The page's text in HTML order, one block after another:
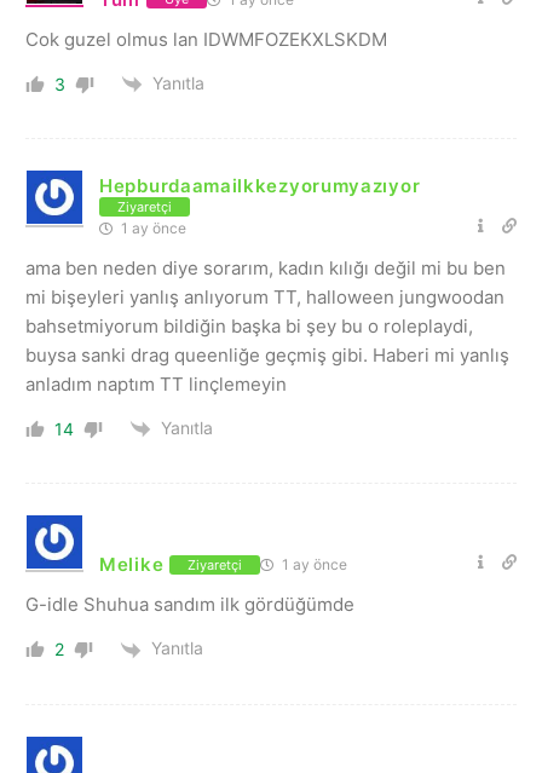
Cok guzel olmus lan IDWMFOZEKXLSKDM
3 Yanıtla
Hepburdaamailkkezyorumyazıyor
Ziyaretçi
1 ay önce
ama ben neden diye sorarım, kadın kılığı değil mi bu ben
mi bişeyleri yanlış anlıyorum TT, halloween jungwoodan
bahsetmiyorum bildiğin başka bi şey bu o roleplaydi,
buysa sanki drag queenliğe geçmiş gibi. Haberi mi yanlış
anladım naptım TT linçlemeyin
14 Yanıtla
Melike Ziyaretçi 1 ay önce
G-idle Shuhua sandım ilk gördüğümde
2 Yanıtla